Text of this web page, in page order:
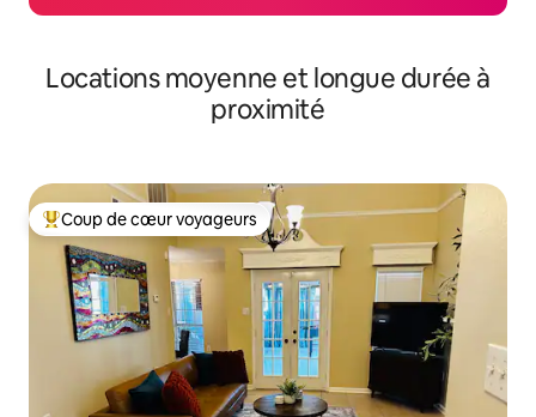
Locations moyenne et longue durée à
proximité
Coups de cœur voyageurs les plus appréciés
Coup de cœur voyageurs